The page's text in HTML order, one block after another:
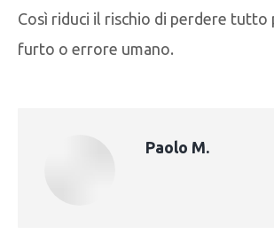
Così riduci il rischio di perdere tutto
furto o errore umano.
Paolo M.